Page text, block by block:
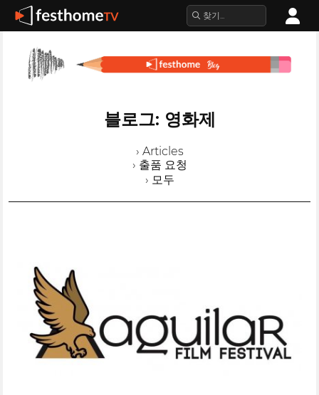
블로그: 영화제
› Articles
› 출품 요청
› 모두